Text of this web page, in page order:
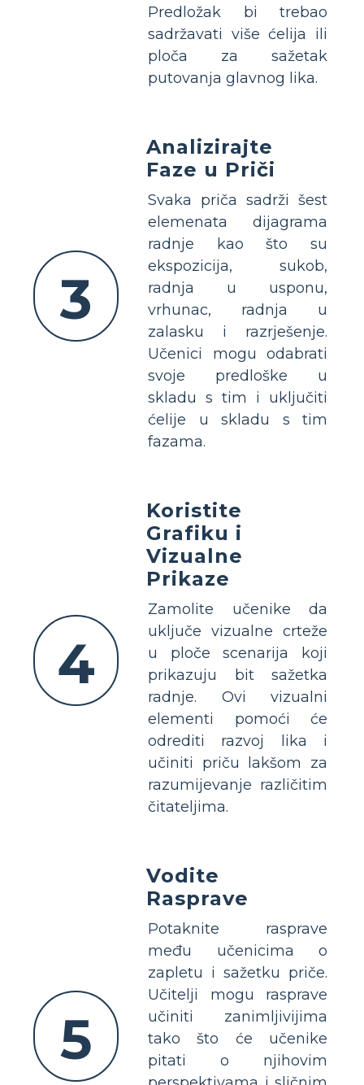
Predložak bi trebao
sadržavati više ćelija ili
ploča za sažetak
putovanja glavnog lika.
3
Analizirajte
Faze u Priči
Svaka priča sadrži šest
elemenata dijagrama
radnje kao što su
ekspozicija, sukob,
radnja u usponu,
vrhunac, radnja u
zalasku i razrješenje.
Učenici mogu odabrati
svoje predloške u
skladu s tim i uključiti
ćelije u skladu s tim
fazama.
4
Koristite
Grafiku i
Vizualne
Prikaze
Zamolite učenike da
uključe vizualne crteže
u ploče scenarija koji
prikazuju bit sažetka
radnje. Ovi vizualni
elementi pomoći će
odrediti razvoj lika i
učiniti priču lakšom za
razumijevanje različitim
čitateljima.
5
Vodite
Rasprave
Potaknite rasprave
među učenicima o
zapletu i sažetku priče.
Učitelji mogu rasprave
učiniti zanimljivijima
tako što će učenike
pitati o njihovim